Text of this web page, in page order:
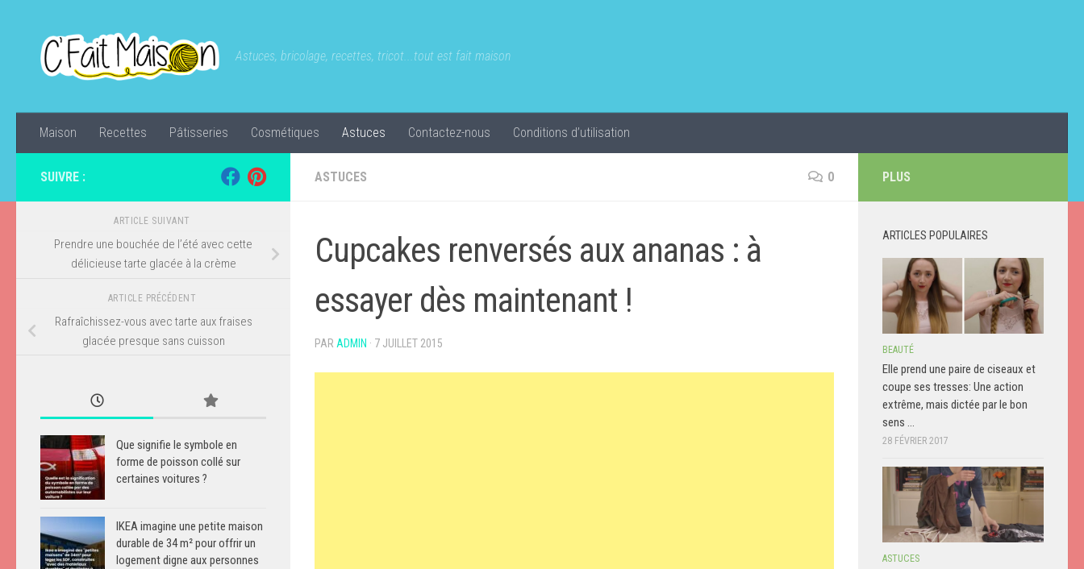
Astuces, bricolage, recettes, tricot...tout est fait maison
Maison Recettes Pâtisseries Cosmétiques Astuces Contactez-nous Conditions d’utilisation
ASTUCES 0
Cupcakes renversés aux ananas : à
essayer dès maintenant !
PAR ADMIN · 7 JUILLET 2015
SUIVRE :
ARTICLE SUIVANT
Prendre une bouchée de l’été avec cette
délicieuse tarte glacée à la crème
ARTICLE PRÉCÉDENT
Rafraîchissez-vous avec tarte aux fraises
glacée presque sans cuisson
Que signifie le symbole en
forme de poisson collé sur
certaines voitures ?
IKEA imagine une petite maison
durable de 34 m² pour offrir un
logement digne aux personnes
PLUS
ARTICLES POPULAIRES
BEAUTÉ
Elle prend une paire de ciseaux et
coupe ses tresses: Une action
extrême, mais dictée par le bon
sens …
28 FÉVRIER 2017
ASTUCES